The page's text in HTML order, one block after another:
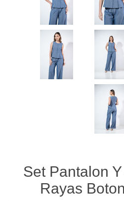
Set Pantalon
Rayas